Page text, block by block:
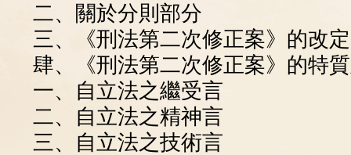
二、關於分則部分
三、《刑法第二次修正案》的改定
肆、《刑法第二次修正案》的特
一、自立法之繼受言
二、自立法之精神言
三、自立法之技術言